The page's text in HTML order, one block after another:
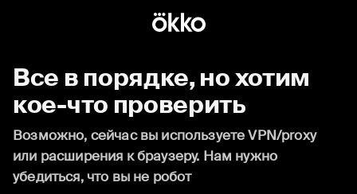
Все в порядке, но хотим
кое-что проверить
Возможно, сейчас вы используете VPN/proxy
или расширения к браузеру. Нам нужно
убедиться, что вы не робот